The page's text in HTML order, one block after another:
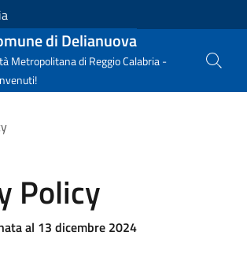
di Delianuova
Metropolitana di Reggio Calabria -
Policy
al 13 dicembre 2024